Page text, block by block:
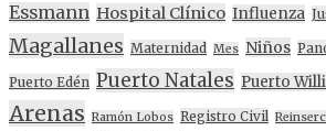
Essmann Hospital Clínico Influenza
Magallanes Maternidad Mes Niños
Puerto Edén Puerto Natales Puerto
Arenas Ramón Lobos Registro Civil